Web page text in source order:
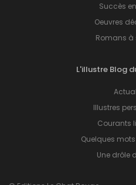
Succès
Oeuvres
Romans à
L'illustre Blog
Illustres
Courants
Quelques
Une drôle